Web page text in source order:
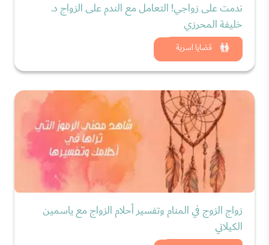
قضايا اسرية
ندمت على زواجي! التعامل مع الندم على الزواج د.
خليفة المحرزي
شاهد الان
زواج الزوج في المنام وتفسير أحلام الزواج مع ياسمين
الكيلاني